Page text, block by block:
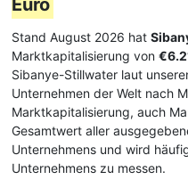
Euro
Stand August 2026 hat
Marktkapitalisierung von
Sibanye-Stillwater laut
Unternehmen der Welt nach
Marktkapitalisierung, auch
Gesamtwert aller
Unternehmens und wird
Unternehmens zu messen.